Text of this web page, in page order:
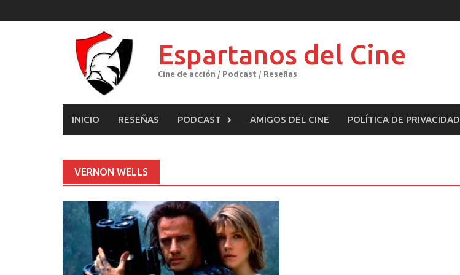
to
Espartanos del Cine
Cine de acción / Podcast / Reseñas
INICIO RESEÑAS PODCAST AMIGOS DEL CINE POLÍTICA DE PRIVACIDAD
VERNON WELLS